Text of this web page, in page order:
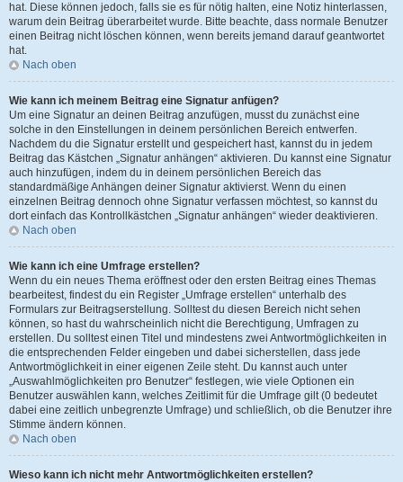
hat. Diese können jedoch, falls sie es für nötig halten, eine Notiz hinterlassen,
warum dein Beitrag überarbeitet wurde. Bitte beachte, dass normale Benutzer
einen Beitrag nicht löschen können, wenn bereits jemand darauf geantwortet
hat.
Nach oben
Wie kann ich meinem Beitrag eine Signatur anfügen?
Um eine Signatur an deinen Beitrag anzufügen, musst du zunächst eine
solche in den Einstellungen in deinem persönlichen Bereich entwerfen.
Nachdem du die Signatur erstellt und gespeichert hast, kannst du in jedem
Beitrag das Kästchen „Signatur anhängen“ aktivieren. Du kannst eine Signatur
auch hinzufügen, indem du in deinem persönlichen Bereich das
standardmäßige Anhängen deiner Signatur aktivierst. Wenn du einen
einzelnen Beitrag dennoch ohne Signatur verfassen möchtest, so kannst du
dort einfach das Kontrollkästchen „Signatur anhängen“ wieder deaktivieren.
Nach oben
Wie kann ich eine Umfrage erstellen?
Wenn du ein neues Thema eröffnest oder den ersten Beitrag eines Themas
bearbeitest, findest du ein Register „Umfrage erstellen“ unterhalb des
Formulars zur Beitragserstellung. Solltest du diesen Bereich nicht sehen
können, so hast du wahrscheinlich nicht die Berechtigung, Umfragen zu
erstellen. Du solltest einen Titel und mindestens zwei Antwortmöglichkeiten in
die entsprechenden Felder eingeben und dabei sicherstellen, dass jede
Antwortmöglichkeit in einer eigenen Zeile steht. Du kannst auch unter
„Auswahlmöglichkeiten pro Benutzer“ festlegen, wie viele Optionen ein
Benutzer auswählen kann, welches Zeitlimit für die Umfrage gilt (0 bedeutet
dabei eine zeitlich unbegrenzte Umfrage) und schließlich, ob die Benutzer ihre
Stimme ändern können.
Nach oben
Wieso kann ich nicht mehr Antwortmöglichkeiten erstellen?